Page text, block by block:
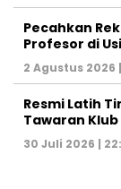
Pecahkan
Profesor di
2 Agustus 2026
Resmi Latih
Tawaran
30 Juli 2026 |